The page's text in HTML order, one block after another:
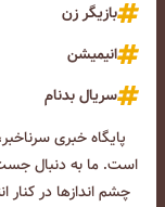
بازیگر زن
انیمیشن
سریال بدنام
پایگاه خبری
است. ما به دنبال
چشم انداز‌ها در کنار